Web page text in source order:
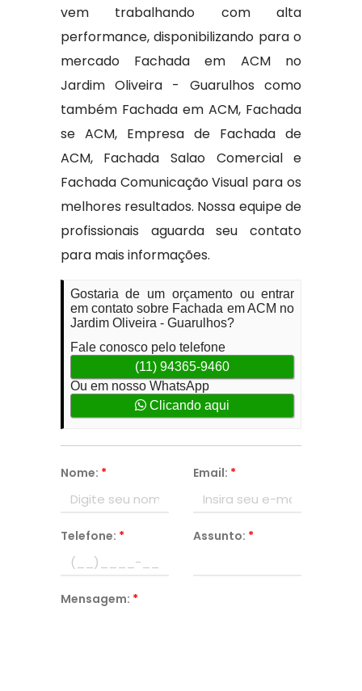
vem trabalhando com alta
performance, disponibilizando para o
mercado Fachada em ACM no
Jardim Oliveira - Guarulhos como
também Fachada em ACM, Fachada
se ACM, Empresa de Fachada de
ACM, Fachada Salao Comercial e
Fachada Comunicação Visual para os
melhores resultados. Nossa equipe de
profissionais aguarda seu contato
para mais informações.
Gostaria de um orçamento ou entrar
em contato sobre Fachada em ACM no
Jardim Oliveira - Guarulhos?
Fale conosco pelo telefone
(11) 94365-9460
Ou em nosso WhatsApp
Clicando aqui
Nome: * Email: *
Telefone: * Assunto: *
Mensagem: *